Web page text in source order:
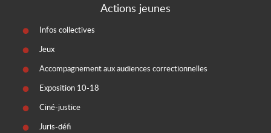
Actions jeunes
Infos collectives
Jeux
Accompagnement aux audiences correctionnelles
Exposition 10-18
Ciné-justice
Juris-défi